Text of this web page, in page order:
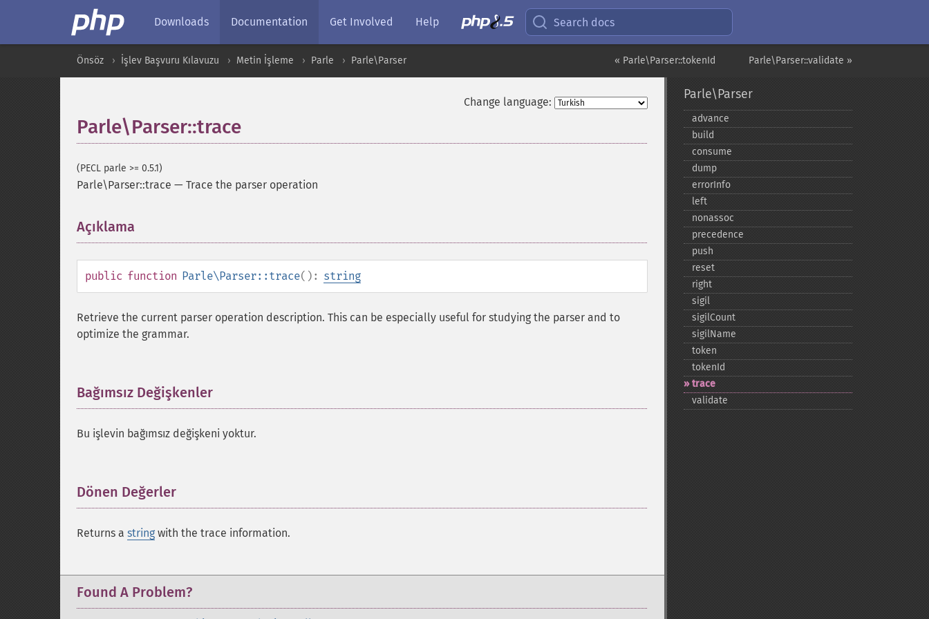
Downloads Documentation Get Involved Help Search docs
Parle\Parser::validate »
« Parle\Parser::tokenId
Önsöz İşlev Başvuru Kılavuzu Metin İşleme Parle Parle\Parser
Change language:
Parle\Parser::trace
(PECL parle >= 0.5.1)
Parle\Parser::trace — Trace the parser operation
Açıklama
public function Parle\Parser::trace(): string
Retrieve the current parser operation description. This can be especially useful for studying the parser and to
optimize the grammar.
Bağımsız Değişkenler
Bu işlevin bağımsız değişkeni yoktur.
Dönen Değerler
Returns a string with the trace information.
Found A Problem?
Parle\Parser
advance
build
consume
dump
errorInfo
left
nonassoc
precedence
push
reset
right
sigil
sigilCount
sigilName
token
tokenId
trace
validate